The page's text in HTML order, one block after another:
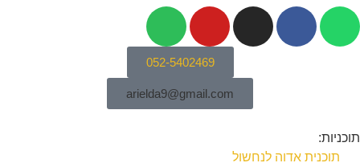
052-5402469
arielda9@gmail.com
תוכניות:
תוכנית אדוה לנחשול